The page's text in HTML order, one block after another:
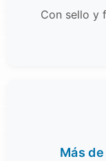
Con sello y
Más